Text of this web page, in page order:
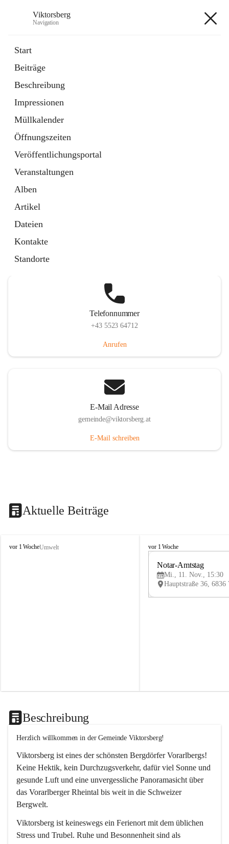
Viktorsberg
Navigation
Start
Beiträge
Beschreibung
Impressionen
Müllkalender
Öffnungszeiten
Veröffentlichungsportal
Veranstaltungen
Alben
Artikel
Dateien
Kontakte
Standorte
1 Schnellzugriff
Bürgerservice
10 Schnellzugriffe
Telefonnummer
+43 5523 64712
Anrufen
E-Mail Adresse
gemeinde@viktorsberg.at
E-Mail schreiben
Aktuelle Beiträge
V
vor 1 WocheUmwelt
V
vor 1 Woche
Notar-Amtstag
Mi., 11. Nov., 15:30
Beschreibung
Herzlich willkommen in der Gemeinde Viktorsberg!
Viktorsberg ist eines der schönsten Bergdörfer Vorarlbergs!
Keine Hektik, kein Durchzugsverkehr, dafür viel Sonne und
gesunde Luft und eine unvergessliche Panoramasicht über
das Vorarlberger Rheintal bis weit in die Schweizer
Bergwelt.
Viktorsberg ist keineswegs ein Ferienort mit dem üblichen
Stress und Trubel. Ruhe und Besonnenheit sind als